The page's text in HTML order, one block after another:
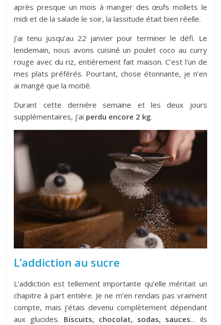
après presque un mois à manger des œufs mollets le
midi et de la salade le soir, la lassitude était bien réelle.
J’ai tenu jusqu’au 22 janvier pour terminer le défi. Le
lendemain, nous avons cuisiné un poulet coco au curry
rouge avec du riz, entièrement fait maison. C’est l’un de
mes plats préférés. Pourtant, chose étonnante, je n’en
ai mangé que la moitié.
Durant cette dernière semaine et les deux jours
supplémentaires, j’ai perdu encore 2 kg.
L’addiction au sucre
L’addiction est tellement importante qu’elle méritait un
chapitre à part entière. Je ne m’en rendais pas vraiment
compte, mais j’étais devenu complètement dépendant
aux glucides. Biscuits, chocolat, sodas, sauces… ils